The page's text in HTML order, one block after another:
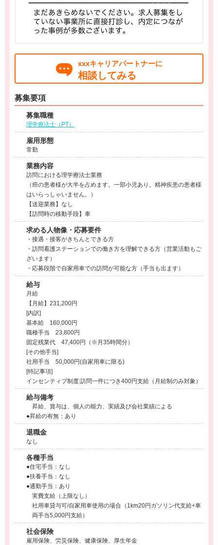
xxxキャリアパートナーに
相談してみる
募集要項
募集職種
理学療法士（PT）
雇用形態
常勤
業務内容
訪問における理学療法士業務
（癌の患者様が大半を占めます。一部小児あり。精神疾患の患者様
はいらっしゃいません。）
【送迎業務】なし
【訪問時の移動手段】車
求める人物像・応募要件
・接遇・接客がきちんとできる方
・訪問看護ステーションでの働き方を理解できる方（営業活動もご
ざいます）
・応募段階で自家用車での訪問が可能な方（手当も出ます）
給与
月給
【月給】231,200円
[内訳]
基本給 160,000円
職種手当 23,800円
固定残業代 47,400円（※月35時間分）
[その他手当]
社用手当 50,000円(自家用車に限る)
[特記事項]
インセンティブ制度:訪問一件につき400円支給（月給制のみ対象）
給与備考
昇給、賞与は、個人の能力、実績及び会社業績による
●昇給の有無：あり
退職金
なし
各種手当
●住宅手当：なし
●扶養手当：なし
●通勤手当：あり
実費支給（上限なし）
社用車貸与可/自家用車使用の場合（1km20円ガソリン代支給+車
両手当5,000円支給）
社会保険
雇用保険、労災保険、健康保険、厚生年金